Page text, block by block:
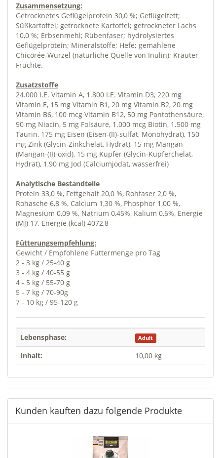
Zusammensetzung:
Getrocknetes Geflügelprotein 30,0 %; Geflügelfett;
Süßkartoffel; getrocknete Kartoffel; getrockneter Lachs
10,0 %; Erbsenmehl; Rübenfaser; hydrolysiertes
Geflügelprotein; Mineralstoffe; Hefe; gemahlene
Chicorée-Wurzel (natürliche Quelle von Inulin); Kräuter,
Früchte.
Zusatzstoffe
24.000 I.E. Vitamin A, 1.800 I.E. Vitamin D3, 220 mg
Vitamin E, 15 mg Vitamin B1, 20 mg Vitamin B2, 20 mg
Vitamin B6, 100 mcg Vitamin B12, 50 mg Pantothensäure,
90 mg Niacin, 5 mg Folsäure, 1.000 mcg Biotin, 1.500 mg
Taurin, 175 mg Eisen (Eisen-(II)-sulfat, Monohydrat), 150
mg Zink (Glycin-Zinkchelat, Hydrat), 15 mg Mangan
(Mangan-(II)-oxid), 15 mg Kupfer (Glycin-Kupferchelat,
Hydrat), 1,90 mg Jod (Calciumjodat, wasserfrei)
Analytische Bestandteile
Protein 33,0 %, Fettgehalt 20,0 %, Rohfaser 2,0 %,
Rohasche 6,8 %, Calcium 1,30 %, Phosphor 1,00 %,
Magnesium 0,09 %, Natrium 0,45%, Kalium 0,6%, Energie
(MJ) 17, Energie (kcal) 4072,8
Fütterungsempfehlung:
Gewicht / Empfohlene Futtermenge pro Tag
2 - 3 kg / 25-40 g
3 - 4 kg / 40-55 g
4 - 5 kg / 55-70 g
5 - 7 kg / 70-90g
7 - 10 kg / 95-120 g
Lebensphase: Adult
Inhalt: 10,00 kg
Kunden kauften dazu folgende Produkte